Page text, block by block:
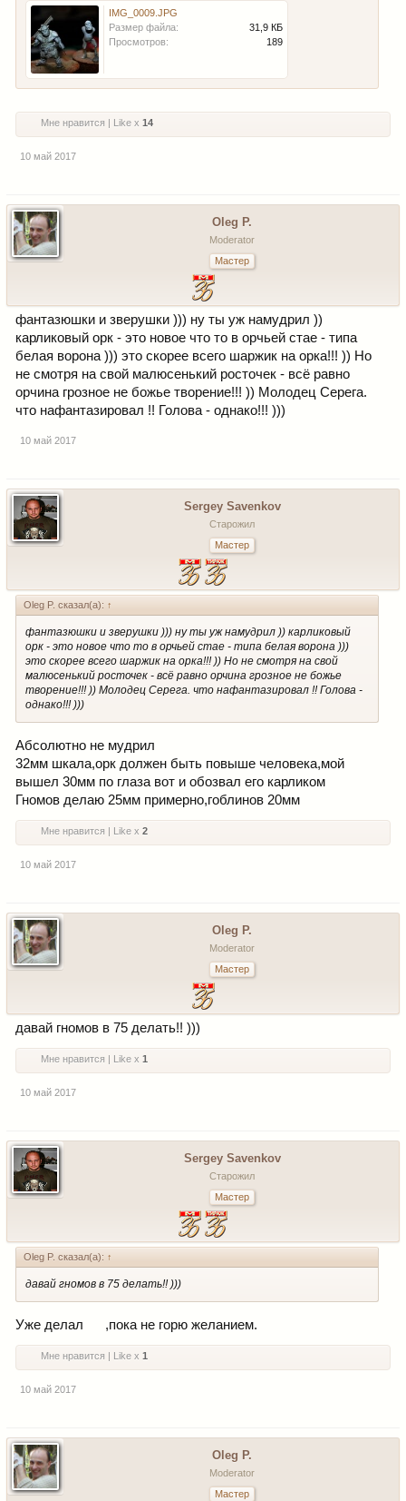
IMG_0009.JPG
Размер файла:
31,9 КБ
Просмотров:
189
Мне нравится | Like x 14
10 май 2017
Oleg P.
Moderator
Мастер
фантазюшки и зверушки ))) ну ты уж намудрил ))
карликовый орк - это новое что то в орчьей стае - типа
белая ворона ))) это скорее всего шаржик на орка!!! )) Но
не смотря на свой малюсенький росточек - всё равно
орчина грозное не божье творение!!! )) Молодец Серега.
что нафантазировал !! Голова - однако!!! )))
10 май 2017
Sergey Savenkov
Старожил
Мастер
Oleg P. сказал(а): ↑
фантазюшки и зверушки ))) ну ты уж намудрил )) карликовый
орк - это новое что то в орчьей стае - типа белая ворона )))
это скорее всего шаржик на орка!!! )) Но не смотря на свой
малюсенький росточек - всё равно орчина грозное не божье
творение!!! )) Молодец Серега. что нафантазировал !! Голова -
однако!!! )))
Абсолютно не мудрил
32мм шкала,орк должен быть повыше человека,мой
вышел 30мм по глаза вот и обозвал его карликом
Гномов делаю 25мм примерно,гоблинов 20мм
Мне нравится | Like x 2
10 май 2017
Oleg P.
Moderator
Мастер
давай гномов в 75 делать!! )))
Мне нравится | Like x 1
10 май 2017
Sergey Savenkov
Старожил
Мастер
Oleg P. сказал(а): ↑
давай гномов в 75 делать!! )))
Уже делал ,пока не горю желанием.
Мне нравится | Like x 1
10 май 2017
Oleg P.
Moderator
Мастер